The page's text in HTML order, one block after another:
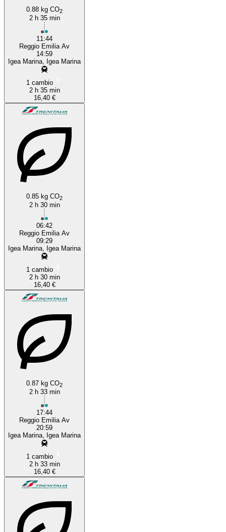
0.88 kg CO2
2 h 35 min
11:44
Reggio Emilia Av
14:59
Igea Marina, Igea Marina
1 cambio
2 h 35 min
16,40 €
0.85 kg CO2
2 h 30 min
06:42
Reggio Emilia Av
09:29
Igea Marina, Igea Marina
1 cambio
2 h 30 min
16,40 €
0.87 kg CO2
2 h 33 min
17:44
Reggio Emilia Av
20:59
Igea Marina, Igea Marina
1 cambio
2 h 33 min
16,40 €